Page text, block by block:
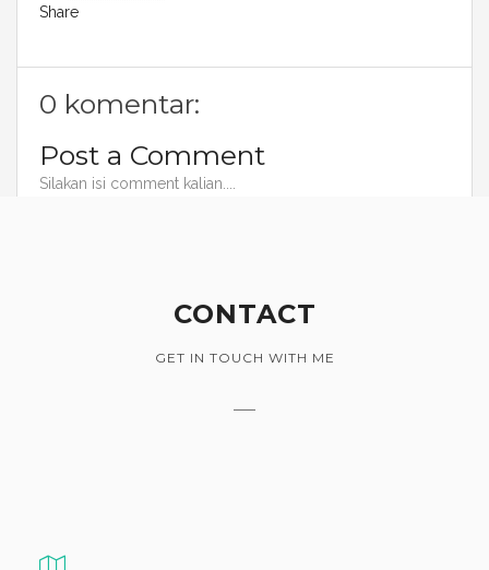
Share
0 komentar:
Post a Comment
Silakan isi comment kalian....
CONTACT
GET IN TOUCH WITH ME